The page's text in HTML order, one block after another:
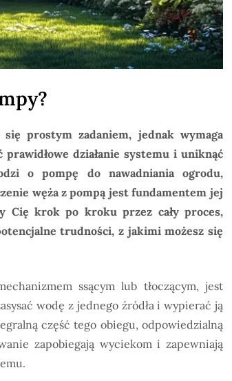
się prostym zadaniem, jednak wymaga
działanie systemu i uniknąć
o pompę do nawadniania ogrodu,
węża z pompą jest fundamentem jej
Cię krok po kroku przez cały proces,
trudności, z jakimi możesz się
ssącym lub tłoczącym, jest
wodę z jednego źródła i wypierać ją
część tego obiegu, odpowiedzialną
zapobiegają wyciekom i zapewniają